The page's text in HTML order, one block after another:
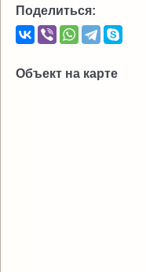
Поделиться:
Объект на карте